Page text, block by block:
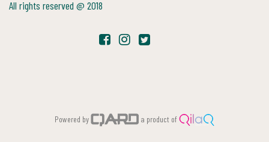
All rights reserved @ 2018
Powered by a product of